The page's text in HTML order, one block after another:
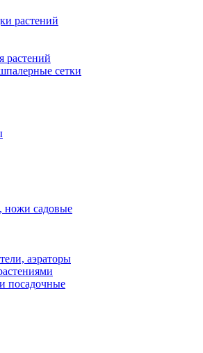
растений
растений
сетки
ножи садовые
аэраторы
посадочные